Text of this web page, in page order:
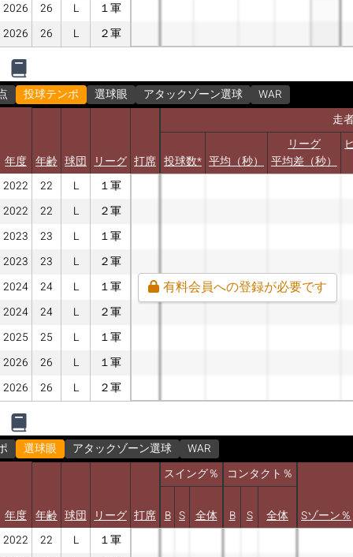
2026
26 L
１軍
2026
26 L ２軍
投球テンポ 選球眼 アタックゾーン選球
WAR
走
年度 年齢 球団 リーグ 打席 投球数* 平均（秒）
リーグ
平均差（秒）
2022 22 L
１軍
2022
22 L
２軍
2023
23 L
１軍
2023
23 L
２軍
2024
24 L
１軍
2024
24 L
２軍
2025
25 L
１軍
2026
26 L
１軍
2026
26 L ２軍
有料会員への登録が必要です
選球眼 アタックゾーン選球
WAR
スイング％
コンタクト％
年度 年齢 球団 リーグ 打席 B S 全体 B S 全体
Sゾーン％
2022
22 L
１軍